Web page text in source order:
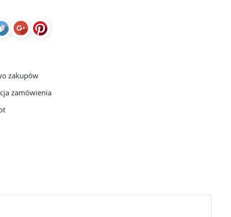
zakupów
zamówienia